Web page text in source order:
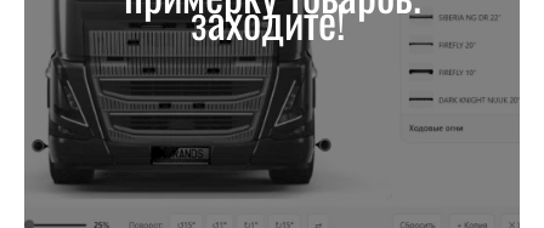
заходите!